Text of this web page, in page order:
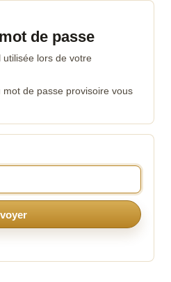
de passe
utilisée lors de votre
de passe provisoire vous